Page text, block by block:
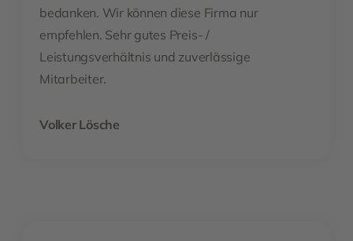
bedanken. Wir können diese Firma nur
empfehlen. Sehr gutes Preis- /
Leistungsverhältnis und zuverlässige
Mitarbeiter.
Volker Lösche